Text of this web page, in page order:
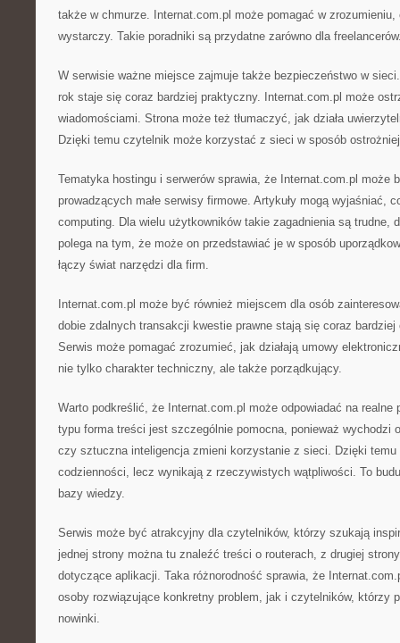
także w chmurze. Internat.com.pl może pomagać w zrozumieniu,
wystarczy. Takie poradniki są przydatne zarówno dla
W serwisie ważne miejsce zajmuje także bezpieczeństwo w
rok staje się coraz bardziej praktyczny. Internat.com.pl może
wiadomościami. Strona może też tłumaczyć, jak działa
Dzięki temu czytelnik może korzystać z sieci w sposób
Tematyka hostingu i serwerów sprawia, że Internat.com.pl może
prowadzących małe serwisy firmowe. Artykuły mogą wyjaśniać,
computing. Dla wielu użytkowników takie zagadnienia są trudne,
polega na tym, że może on przedstawiać je w sposób
łączy świat narzędzi dla firm.
Internat.com.pl może być również miejscem dla osób
dobie zdalnych transakcji kwestie prawne stają się coraz
Serwis może pomagać zrozumieć, jak działają umowy
nie tylko charakter techniczny, ale także porządkujący.
Warto podkreślić, że Internat.com.pl może odpowiadać na realne
typu forma treści jest szczególnie pomocna, ponieważ wychodzi
czy sztuczna inteligencja zmieni korzystanie z sieci. Dzięki temu
codzienności, lecz wynikają z rzeczywistych wątpliwości. To
bazy wiedzy.
Serwis może być atrakcyjny dla czytelników, którzy szukają
jednej strony można tu znaleźć treści o routerach, z drugiej
dotyczące aplikacji. Taka różnorodność sprawia, że
osoby rozwiązujące konkretny problem, jak i czytelników, którzy
nowinki.